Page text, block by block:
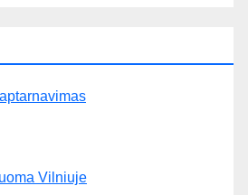
Vilniuje